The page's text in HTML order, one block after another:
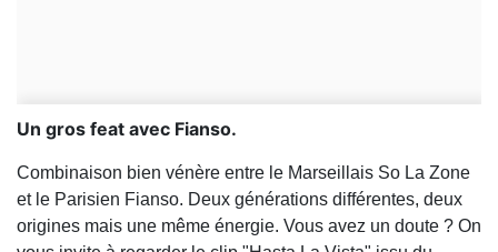
Un gros feat avec Fianso.
Combinaison bien vénère entre le Marseillais So La Zone
et le Parisien Fianso. Deux générations différentes, deux
origines mais une même énergie. Vous avez un doute ? On